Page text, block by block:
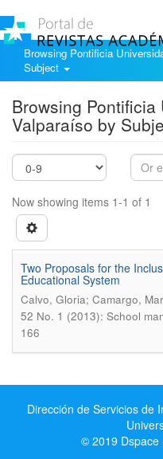
Browsing Pontificia
Subject
Browsing
Valparaíso by
Now showing items 1-1 of 1
Two Proposals for the
Educational System
Calvo, Gloria; Camargo,
52 No. 1 (2013): School
166
Dirección de Servicios de
© 2019 Dspace